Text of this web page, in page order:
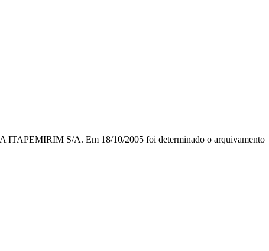
S/A. Em 18/10/2005 foi determinado o arquivamento